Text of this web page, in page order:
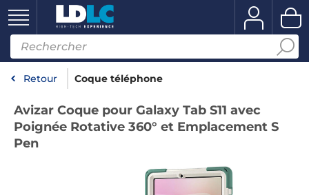
Retour Coque téléphone
Avizar Coque pour Galaxy Tab S11 avec
Poignée Rotative 360° et Emplacement S
Pen